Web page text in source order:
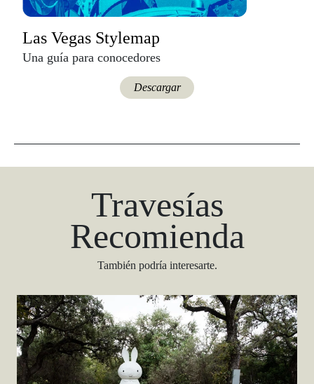
Las Vegas Stylemap
Una guía para conocedores
Descargar
Travesías
Recomienda
También podría interesarte.